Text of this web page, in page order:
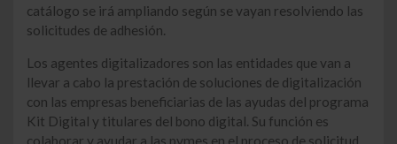
catálogo se irá ampliando según se vayan resolviendo las
solicitudes de adhesión.
Los agentes digitalizadores son las entidades que van a
llevar a cabo la prestación de soluciones de digitalización
con las empresas beneficiarias de las ayudas del programa
Kit Digital y titulares del bono digital. Su función es
colaborar y ayudar a las pymes en el proceso de solicitud